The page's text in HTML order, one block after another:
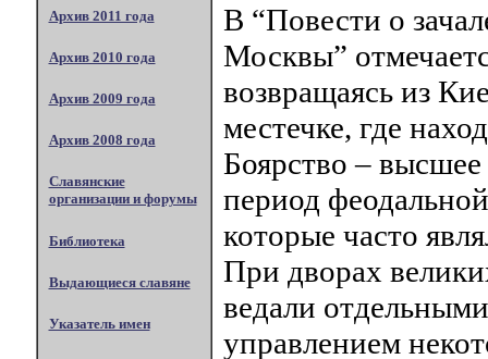
Архив 2011 года
Архив 2010 года
Архив 2009 года
Архив 2008 года
Славянские
организации и форумы
Библиотека
Выдающиеся славяне
Указатель имен
В “Повести о
Москвы”
возвращаясь из
местечке, где
Боярство –
период
которые часто
При дворах
ведали
управлением